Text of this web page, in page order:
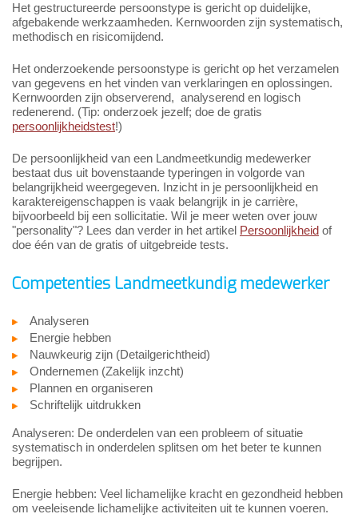
Het gestructureerde persoonstype is gericht op duidelijke,
afgebakende werkzaamheden. Kernwoorden zijn systematisch,
methodisch en risicomijdend.
Het onderzoekende persoonstype is gericht op het verzamelen
van gegevens en het vinden van verklaringen en oplossingen.
Kernwoorden zijn observerend, analyserend en logisch
redenerend. (Tip: onderzoek jezelf; doe de gratis
persoonlijkheidstest!)
De persoonlijkheid van een Landmeetkundig medewerker
bestaat dus uit bovenstaande typeringen in volgorde van
belangrijkheid weergegeven. Inzicht in je persoonlijkheid en
karaktereigenschappen is vaak belangrijk in je carrière,
bijvoorbeeld bij een sollicitatie. Wil je meer weten over jouw
"personality"? Lees dan verder in het artikel Persoonlijkheid of
doe één van de gratis of uitgebreide tests.
Competenties Landmeetkundig medewerker
Analyseren
Energie hebben
Nauwkeurig zijn (Detailgerichtheid)
Ondernemen (Zakelijk inzcht)
Plannen en organiseren
Schriftelijk uitdrukken
Analyseren: De onderdelen van een probleem of situatie
systematisch in onderdelen splitsen om het beter te kunnen
begrijpen.
Energie hebben: Veel lichamelijke kracht en gezondheid hebben
om veeleisende lichamelijke activiteiten uit te kunnen voeren.